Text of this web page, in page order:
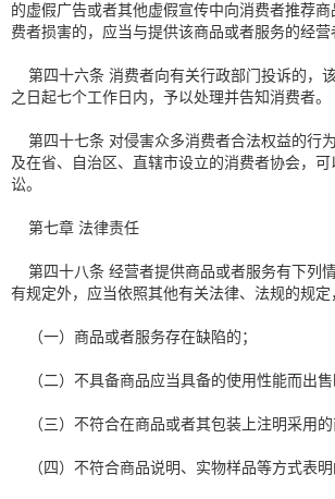
的虚假广告或者其他虚假宣传中向消费者推荐
费者损害的，应当与提供该商品或者服务的经营
第四十六条 消费者向有关行政部门投诉的，
之日起七个工作日内，予以处理并告知消费者。
第四十七条 对侵害众多消费者合法权益的行
及在省、自治区、直辖市设立的消费者协会，
讼。
第七章 法律责任
第四十八条 经营者提供商品或者服务有下列
有规定外，应当依照其他有关法律、法规的规定
（一）商品或者服务存在缺陷的；
（二）不具备商品应当具备的使用性能而出售
（三）不符合在商品或者其包装上注明采用的
（四）不符合商品说明、实物样品等方式表明